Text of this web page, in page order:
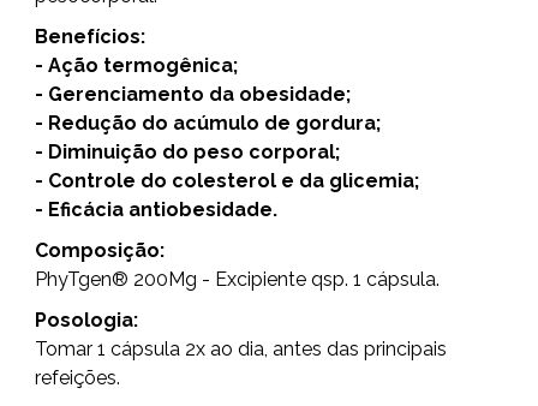
Benefícios:
- Ação termogênica;
- Gerenciamento da obesidade;
- Redução do acúmulo de gordura;
- Diminuição do peso corporal;
- Controle do colesterol e da glicemia;
- Eficácia antiobesidade.
Composição:
PhyTgen® 200Mg - Excipiente qsp. 1 cápsula.
Posologia:
Tomar 1 cápsula 2x ao dia, antes das principais
refeições.